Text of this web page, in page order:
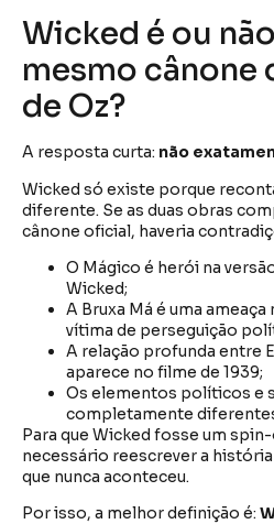
Wicked é ou
mesmo cânone
de Oz?
A resposta curta: não
Wicked só existe porque
diferente. Se as duas obras
cânone oficial, haveria
O Mágico é herói na
Wicked;
A Bruxa Má é uma
vítima de perseguição
A relação profunda entre
aparece no filme de 1939;
Os elementos políticos e
completamente
Para que Wicked fosse um
necessário reescrever a
que nunca aconteceu.
Por isso, a melhor definição é: